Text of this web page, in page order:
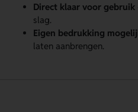
Direct klaar voor gebruik
slag.
Eigen bedrukking
laten aanbrengen.